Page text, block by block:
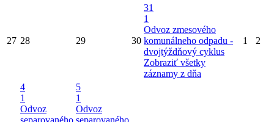
27 28 29 30
31
1
Odvoz zmesového
komunálneho odpadu -
dvojtýždňový cyklus
Zobraziť všetky
záznamy z dňa
1 2
4
1
Odvoz
separovaného
5
1
Odvoz
separovaného